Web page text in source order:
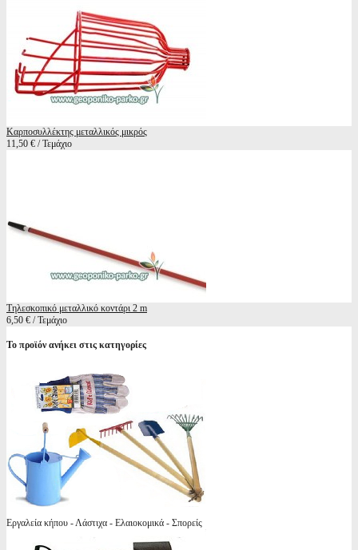
Καρποσυλλέκτης μεταλλικός μικρός
11,50 € / Τεμάχιο
Τηλεσκοπικό μεταλλικό κοντάρι 2 m
6,50 € / Τεμάχιο
Το προϊόν ανήκει στις κατηγορίες
Εργαλεία κήπου - Λάστιχα - Ελαιοκομικά - Σπορείς